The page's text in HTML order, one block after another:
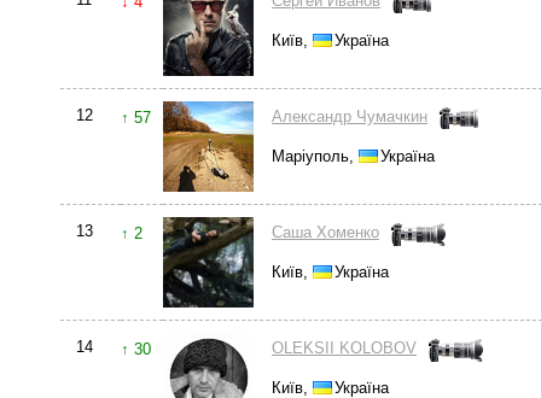
Київ, Україна
12 ↑ 57 Александр Чумачкин
Маріуполь, Україна
13 ↑ 2 Саша Хоменко
Київ, Україна
14 ↑ 30 OLEKSII KOLOBOV
Київ, Україна